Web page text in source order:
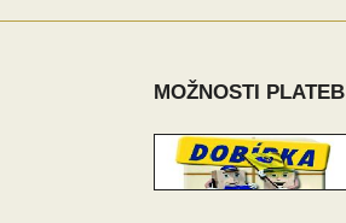
MOŽNOSTI PLATEB